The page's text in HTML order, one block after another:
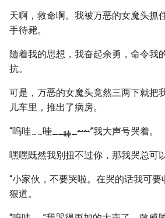
天啊，救命啊。我被万恶的女魔头抓
手待毙。
随着我的思想，我奋起余勇，命令我
抗。
可是，万恶的女魔头竟然三两下就把
儿车里，推出了病房。
“呜哇~~哇~~哇~~~”我大声号哭着。
嘿嘿既然我别扭不过你，那我哭总可
“小家伙，不要哭啦。在哭的话我可要
狠道。